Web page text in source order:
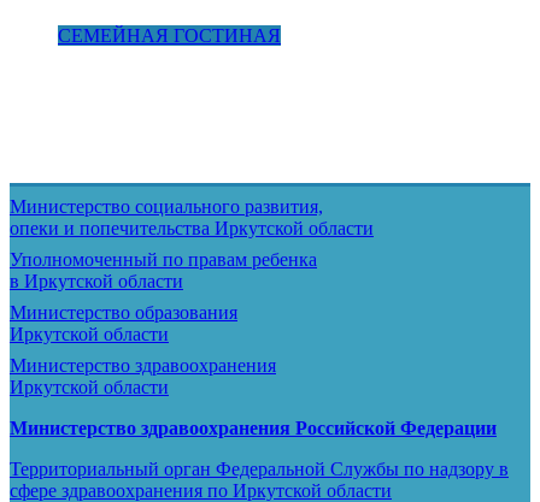
СЕМЕЙНАЯ ГОСТИНАЯ
Министерство социального развития,
опеки и попечительства Иркутской области
Уполномоченный по правам ребенка
в Иркутской области
Министерство образования
Иркутской области
Министерство здравоохранения
Иркутской области
Министерство здравоохранения Росcийской Федерации
Территориальный орган Федеральной Службы по надзору в
сфере здравоохранения по Иркутской области